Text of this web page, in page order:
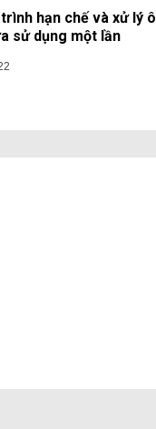
hạn chế và xử lý ô
sử dụng một lần